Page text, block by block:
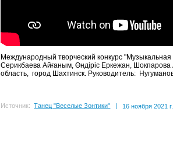
Международный творческий конкурс
Серикбаева Айғаным, Өндіріс Еркежан,
область, город Шахтинск. Руководитель:
Источник: Танец "Веселые Зонтики" | 16 ноября 2021 г.